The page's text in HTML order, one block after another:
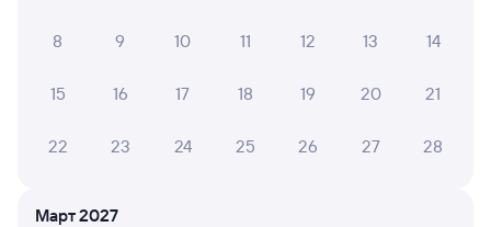
8 9 10 11 12 13 14
15 16 17 18 19 20 21
22 23 24 25 26 27 28
Март 2027